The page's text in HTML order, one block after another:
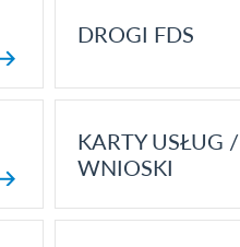
DROGI FDS
KARTY USŁUG /
WNIOSKI